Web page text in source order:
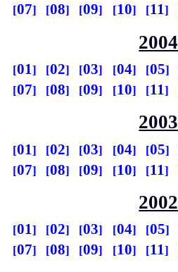
07
08 09 10 11
2004
01 02 03 04 05
07
08 09 10 11
2003
01 02 03 04 05
07
08 09 10 11
2002
01 02 03 04 05
07
08 09 10 11